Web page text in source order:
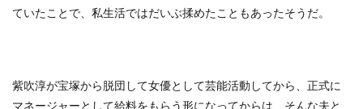
ていたことで、私生活ではだいぶ揉めたこともあったそうだ。
紫吹淳が宝塚から脱団して女優として芸能活動してから、正式に
マネージャーとして給料をもらう形になってからは、そんな夫と